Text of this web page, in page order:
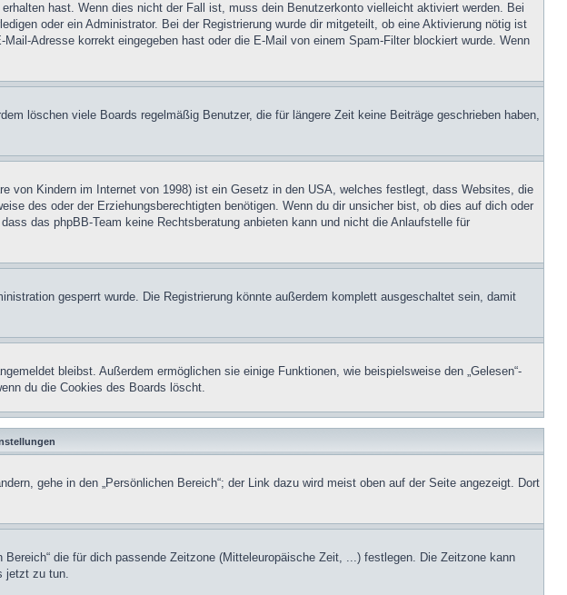
hast. Wenn dies nicht der Fall ist, muss dein Benutzerkonto vielleicht aktiviert werden. Bei
oder ein Administrator. Bei der Registrierung wurde dir mitgeteilt, ob eine Aktivierung nötig ist
Adresse korrekt eingegeben hast oder die E-Mail von einem Spam-Filter blockiert wurde. Wenn
löschen viele Boards regelmäßig Benutzer, die für längere Zeit keine Beiträge geschrieben haben,
von Kindern im Internet von 1998) ist ein Gesetz in den USA, welches festlegt, dass Websites, die
des oder der Erziehungsberechtigten benötigen. Wenn du dir unsicher bist, ob dies auf dich oder
das phpBB-Team keine Rechtsberatung anbieten kann und nicht die Anlaufstelle für
gesperrt wurde. Die Registrierung könnte außerdem komplett ausgeschaltet sein, damit
bleibst. Außerdem ermöglichen sie einige Funktionen, wie beispielsweise den „Gelesen“-
du die Cookies des Boards löscht.
gehe in den „Persönlichen Bereich“; der Link dazu wird meist oben auf der Seite angezeigt. Dort
die für dich passende Zeitzone (Mitteleuropäische Zeit, ...) festlegen. Die Zeitzone kann
jetzt zu tun.